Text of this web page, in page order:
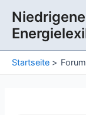
Inhalt
springen
Startseite Forum